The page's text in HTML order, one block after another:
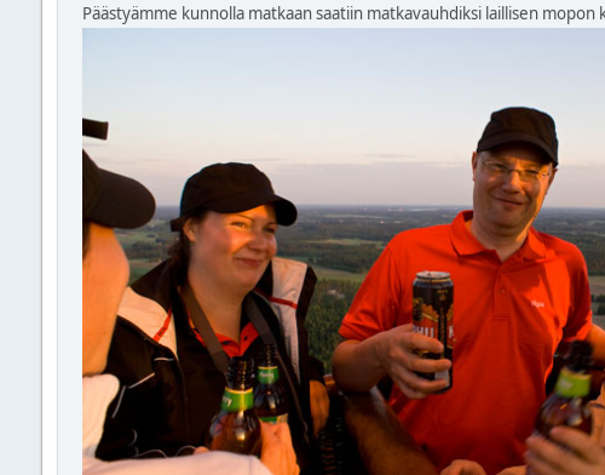
Päästyämme kunnolla matkaan saatiin matkavauhdiksi laillisen